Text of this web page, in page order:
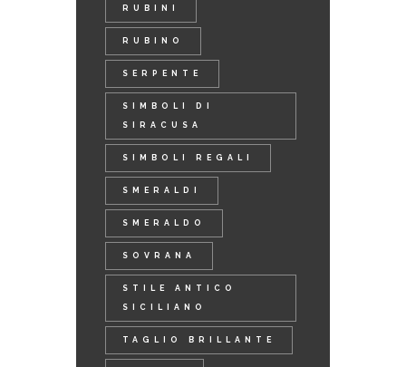
RUBINI
RUBINO
SERPENTE
SIMBOLI DI
SIRACUSA
SIMBOLI REGALI
SMERALDI
SMERALDO
SOVRANA
STILE ANTICO
SICILIANO
TAGLIO BRILLANTE